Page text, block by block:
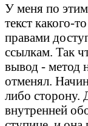
У меня по
текст какого-
правами
ссылкам. Так
вывод - метод
отменял.
либо сторону.
внутренней